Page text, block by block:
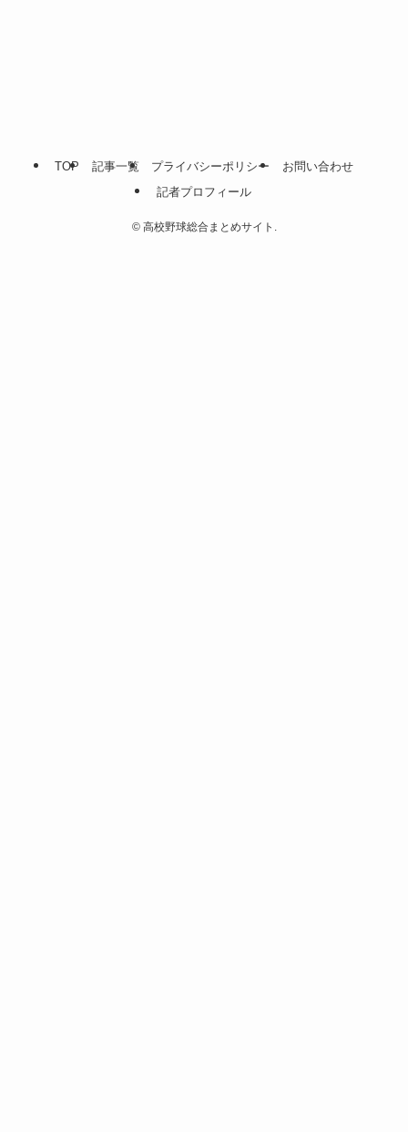
TOP 記事一覧 プライバシーポリシー
お問い合わせ
記者プロフィール
©高校野球総合まとめサイト.